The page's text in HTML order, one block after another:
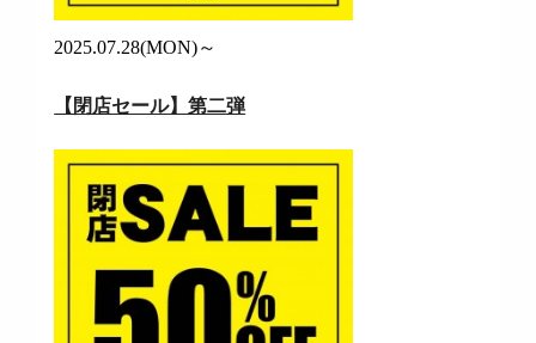
2025.07.28(MON)～
【閉店セール】第二弾